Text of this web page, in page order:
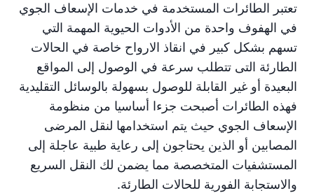
تعتبر الطائرات المستخدمة في خدمات الإسعاف الجوي
في الهفوف واحدة من الأدوات الحيوية المهمة التي
تسهم بشكل كبير في انقاذ الارواح خاصة في الحالات
الطارئة التى تتطلب سرعة في الوصول إلى المواقع
البعيدة أو غير القابلة للوصول بسهولة بالوسائل التقليدية
فهذه الطائرات أصبحت جزءا أساسيا من منظومة
الإسعاف الجوي حيث يتم استخدامها لنقل المرضى
المصابين أو الذين يحتاجون إلى رعاية طبية عاجلة إلى
المستشفيات المتخصصة مما يضمن لك النقل السريع
والاستجابة الفورية للحالات الطارئة.